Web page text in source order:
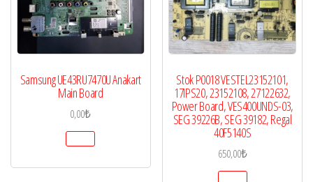
Samsung UE43RU7470U Anakart
Main Board
0,00₺
Stok P0018 VESTEL23152101,
17IPS20, 23152108, 27122632,
Power Board, VES400UNDS-03,
SEG 39226B, SEG 39182, Regal
40F5140S
650,00₺